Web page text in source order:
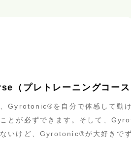
プレトレーニングコース
Gyrotonic®︎を自分で体感して動
とが必ずできます。そして、
いけど、Gyrotonic®︎が大好きで